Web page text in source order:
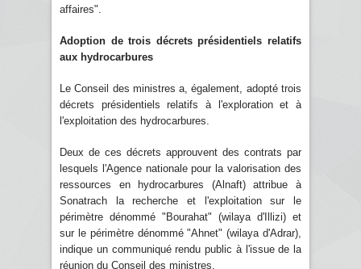
affaires".
Adoption de trois décrets présidentiels relatifs
aux hydrocarbures
Le Conseil des ministres a, également, adopté trois
décrets présidentiels relatifs à l'exploration et à
l'exploitation des hydrocarbures.
Deux de ces décrets approuvent des contrats par
lesquels l'Agence nationale pour la valorisation des
ressources en hydrocarbures (Alnaft) attribue à
Sonatrach la recherche et l'exploitation sur le
périmètre dénommé "Bourahat" (wilaya d'Illizi) et
sur le périmètre dénommé "Ahnet" (wilaya d'Adrar),
indique un communiqué rendu public à l'issue de la
réunion du Conseil des ministres.